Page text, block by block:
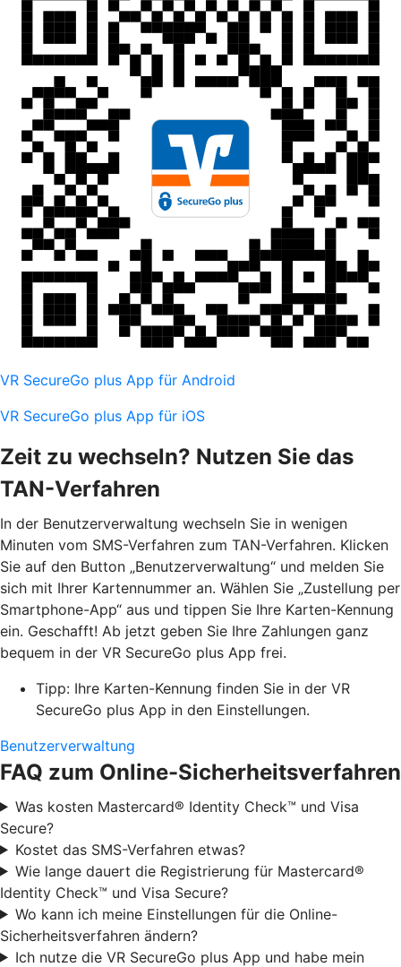
VR SecureGo plus App für Android
VR SecureGo plus App für iOS
Zeit zu wechseln? Nutzen Sie das
TAN-Verfahren
In der Benutzerverwaltung wechseln Sie in wenigen
Minuten vom SMS-Verfahren zum TAN-Verfahren. Klicken
Sie auf den Button „Benutzerverwaltung“ und melden Sie
sich mit Ihrer Kartennummer an. Wählen Sie „Zustellung per
Smartphone-App“ aus und tippen Sie Ihre Karten-Kennung
ein. Geschafft! Ab jetzt geben Sie Ihre Zahlungen ganz
bequem in der VR SecureGo plus App frei.
Tipp: Ihre Karten-Kennung finden Sie in der VR
SecureGo plus App in den Einstellungen.
Benutzerverwaltung
FAQ zum Online-Sicherheitsverfahren
Was kosten Mastercard® Identity Check™ und Visa
Secure?
Kostet das SMS-Verfahren etwas?
Wie lange dauert die Registrierung für Mastercard®
Identity Check™ und Visa Secure?
Wo kann ich meine Einstellungen für die Online-
Sicherheitsverfahren ändern?
Ich nutze die VR SecureGo plus App und habe mein